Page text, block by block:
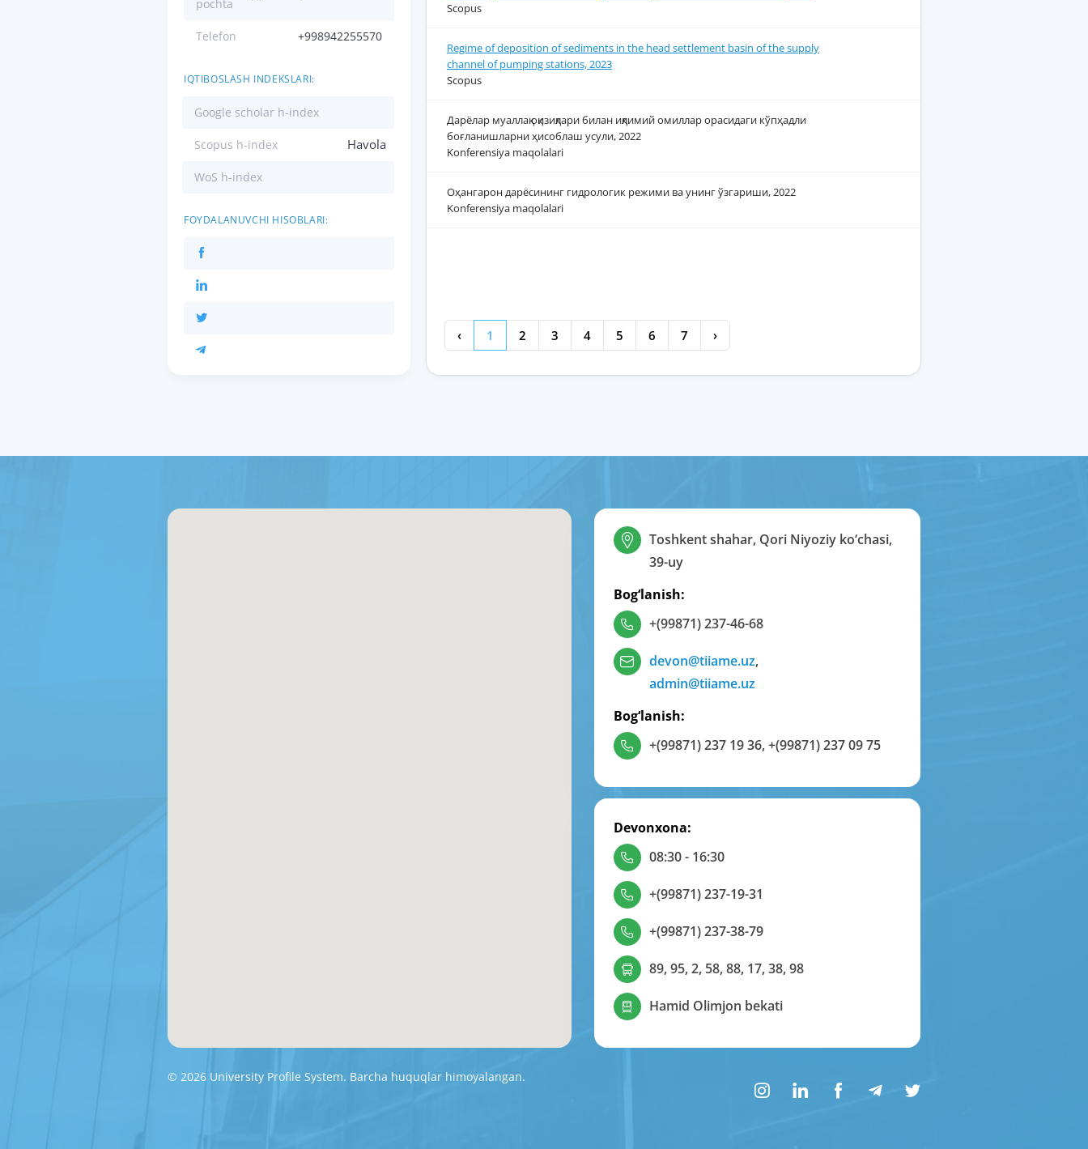
pochta
Telefon +998942255570
IQTIBOSLASH INDEKSLARI:
Google scholar h-index
Scopus h-index Havola
WoS h-index
FOYDALANUVCHI HISOBLARI:
Scopus
Regime of deposition of sediments in the head settlement basin of the supply
channel of pumping stations, 2023
Scopus
Дарёлар муаллақ оқизиқлари билан иқлимий омиллар орасидаги кўпҳадли
боғланишларни ҳисоблаш усули, 2022
Konferensiya maqolalari
Оҳангарон дарёсининг гидрологик режими ва унинг ўзгариши, 2022
Konferensiya maqolalari
‹ 1 2 3 4 5 6 7 ›
Toshkent shahar, Qori Niyoziy ko‘chasi,
39-uy
Bog‘lanish:
+(99871) 237-46-68
devon@tiiame.uz,
admin@tiiame.uz
Bog‘lanish:
+(99871) 237 19 36,+(99871) 237 09 75
Devonxona:
08:30 - 16:30
+(99871) 237-19-31
+(99871) 237-38-79
89, 95, 2, 58, 88, 17, 38, 98
Hamid Olimjon bekati
© 2026 University Profile System. Barcha huquqlar himoyalangan.